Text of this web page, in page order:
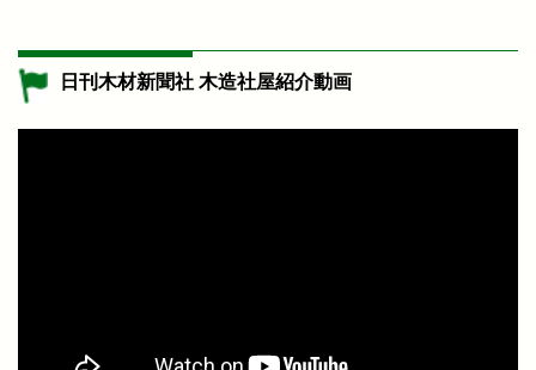
日刊木材新聞社 木造社屋紹介動画